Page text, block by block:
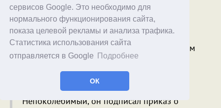
сервисов Google. Это необходимо для
нормального функционирования сайта,
показа целевой рекламы и анализа трафика.
Статистика использования сайта
отправляется в Google
Подробнее
ОК
Арестованный, шевалье ожидал приказа о
казни от Ришелье, который взял время на
размышление.
Ришелье должен был подумать, прежде чем
принять столь серьезное решение о казни
молодого человека, накануне свадьбы, да
еще и члена французской аристократии.
Непоколебимый, он подписал приказ о